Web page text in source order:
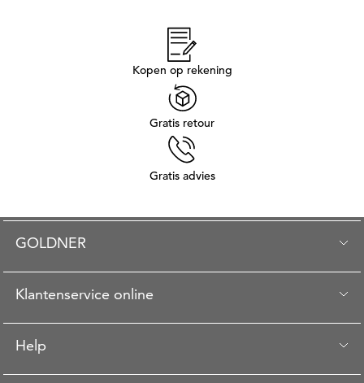
Kopen op rekening
Gratis retour
Gratis advies
GOLDNER
Klantenservice online
Help